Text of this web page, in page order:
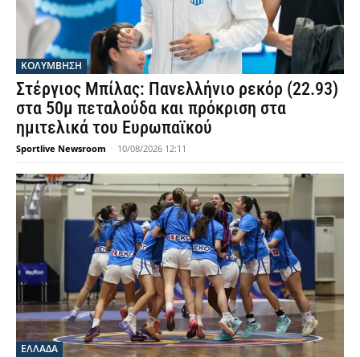
ΚΟΛΥΜΒΗΣΗ
Στέργιος Μπίλας: Πανελλήνιο ρεκόρ (22.93)
στα 50μ πεταλούδα και πρόκριση στα
ημιτελικά του Ευρωπαϊκού
Sportlive Newsroom - 10/08/2026 12:11
ΕΛΛΑΔΑ